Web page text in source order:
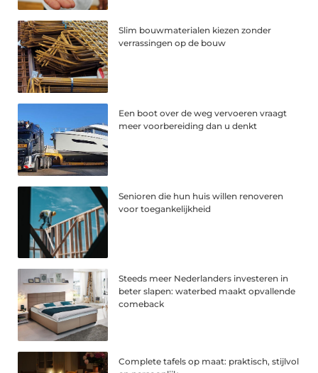
Slim bouwmaterialen kiezen zonder
verrassingen op de bouw
Een boot over de weg vervoeren vraagt
meer voorbereiding dan u denkt
Senioren die hun huis willen renoveren
voor toegankelijkheid
Steeds meer Nederlanders investeren in
beter slapen: waterbed maakt opvallende
comeback
Complete tafels op maat: praktisch, stijlvol